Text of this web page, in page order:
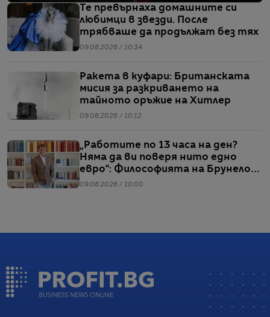
Те превърнаха домашните си
любимци в звезди. После
трябваше да продължат без тях
09.08.2026 / 10:34
Ракета в куфари: Британската
мисия за разкриването на
тайното оръжие на Хитлер
09.08.2026 / 10:12
„Работите по 13 часа на ден?
Няма да ви поверя нито едно
евро“: Философията на Брунело
Кучинели за бизнеса и живота
09.08.2026 / 10:00